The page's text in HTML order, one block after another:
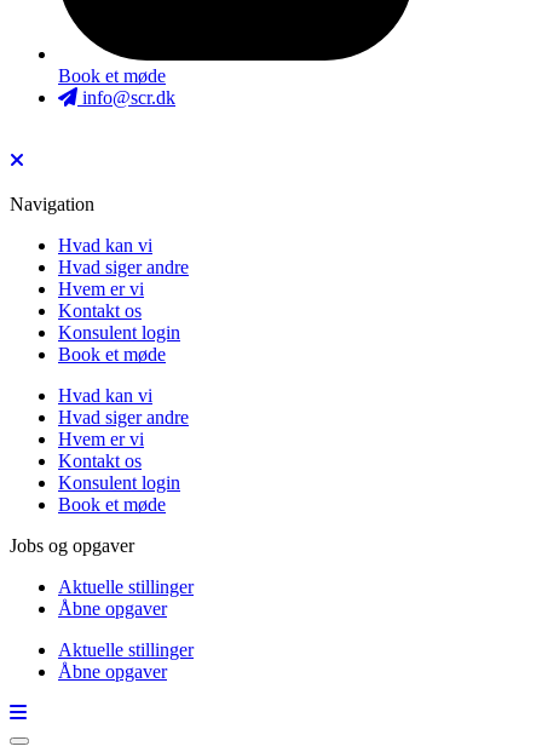
Book et møde
info@scr.dk
Navigation
Hvad kan vi
Hvad siger andre
Hvem er vi
Kontakt os
Konsulent login
Book et møde
Hvad kan vi
Hvad siger andre
Hvem er vi
Kontakt os
Konsulent login
Book et møde
Jobs og opgaver
Aktuelle stillinger
Åbne opgaver
Aktuelle stillinger
Åbne opgaver